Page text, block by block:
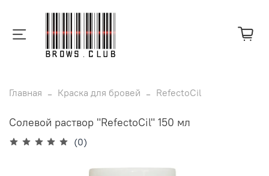
Главная Краска для бровей RefectoCil
Солевой раствор "RefectoCil" 150 мл
(0)